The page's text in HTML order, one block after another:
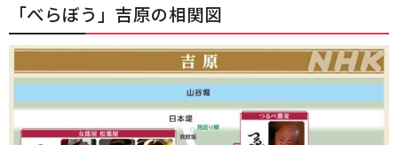
「べらぼう」吉原の相関図